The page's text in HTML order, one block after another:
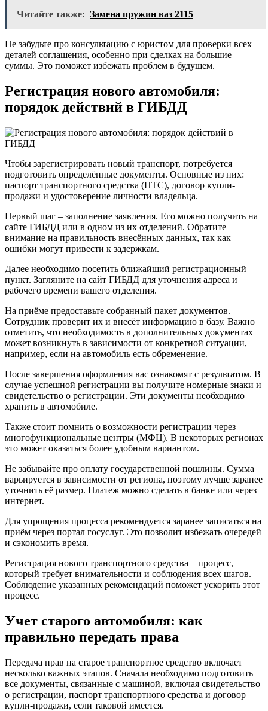
Читайте также: Замена пружин ваз 2115
Не забудьте про консультацию с юристом для проверки всех
деталей соглашения, особенно при сделках на большие
суммы. Это поможет избежать проблем в будущем.
Регистрация нового автомобиля:
порядок действий в ГИБДД
Чтобы зарегистрировать новый транспорт, потребуется
подготовить определённые документы. Основные из них:
паспорт транспортного средства (ПТС), договор купли-
продажи и удостоверение личности владельца.
Первый шаг – заполнение заявления. Его можно получить на
сайте ГИБДД или в одном из их отделений. Обратите
внимание на правильность внесённых данных, так как
ошибки могут привести к задержкам.
Далее необходимо посетить ближайший регистрационный
пункт. Загляните на сайт ГИБДД для уточнения адреса и
рабочего времени вашего отделения.
На приёме предоставьте собранный пакет документов.
Сотрудник проверит их и внесёт информацию в базу. Важно
отметить, что необходимость в дополнительных документах
может возникнуть в зависимости от конкретной ситуации,
например, если на автомобиль есть обременение.
После завершения оформления вас ознакомят с результатом. В
случае успешной регистрации вы получите номерные знаки и
свидетельство о регистрации. Эти документы необходимо
хранить в автомобиле.
Также стоит помнить о возможности регистрации через
многофункциональные центры (МФЦ). В некоторых регионах
это может оказаться более удобным вариантом.
Не забывайте про оплату государственной пошлины. Сумма
варьируется в зависимости от региона, поэтому лучше заранее
уточнить её размер. Платеж можно сделать в банке или через
интернет.
Для упрощения процесса рекомендуется заранее записаться на
приём через портал госуслуг. Это позволит избежать очередей
и сэкономить время.
Регистрация нового транспортного средства – процесс,
который требует внимательности и соблюдения всех шагов.
Соблюдение указанных рекомендаций поможет ускорить этот
процесс.
Учет старого автомобиля: как
правильно передать права
Передача прав на старое транспортное средство включает
несколько важных этапов. Сначала необходимо подготовить
все документы, связанные с машиной, включая свидетельство
о регистрации, паспорт транспортного средства и договор
купли-продажи, если таковой имеется.